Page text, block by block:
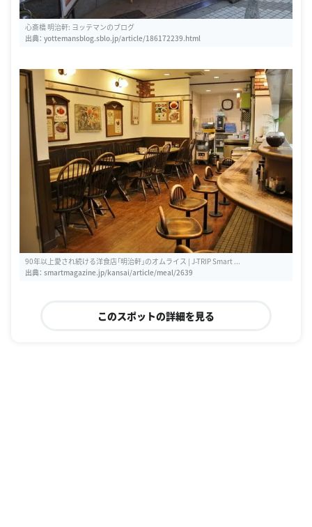
心斎橋 明治軒: ヨッテマンのブログ
出典： yottemansblog.sblo.jp/article/186172239.html
90年以上愛され続ける洋食店「明治軒」のオムライス | J-TRIP Smart ...
出典： smartmagazine.jp/kansai/article/meal/2639
このスポットの詳細を見る